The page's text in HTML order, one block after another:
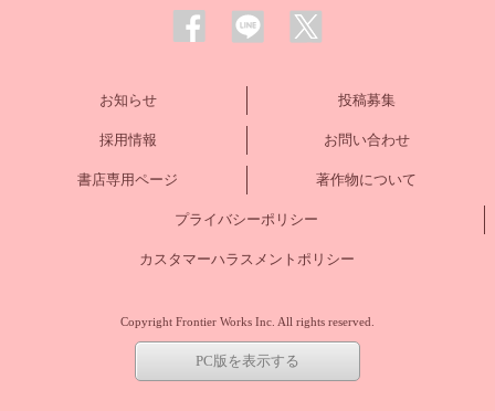
お知らせ 投稿募集
採用情報 お問い合わせ
書店専用ページ 著作物について
プライバシーポリシー
カスタマーハラスメントポリシー
Copyright Frontier Works Inc. All rights reserved.
PC版を表示する